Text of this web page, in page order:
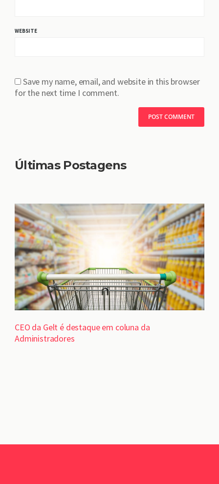
WEBSITE
Save my name, email, and website in this browser
for the next time I comment.
Últimas Postagens
CEO da Gelt é destaque em coluna da
Administradores